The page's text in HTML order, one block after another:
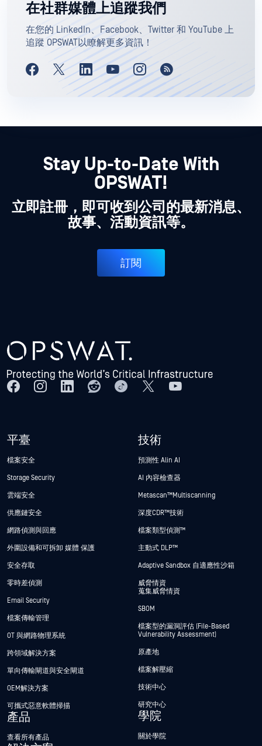
在社群媒體上追蹤我們
在您的 LinkedIn、Facebook、Twitter 和 YouTube 上
追蹤 OPSWAT以瞭解更多資訊！
Stay Up-to-Date With
OPSWAT!
立即註冊，即可收到公司的最新消息、
故事、活動資訊等。
訂閱
平臺
檔案安全
Storage Security
雲端安全
供應鏈安全
網路偵測與回應
外圍設備和可拆卸 媒體 保護
安全存取
零時差偵測
Email Security
檔案傳輸管理
OT 與網路物理系統
跨領域解決方案
單向傳輸閘道與安全閘道
OEM解決方案
可攜式惡意軟體掃描
產品
查看所有產品
技術
預測性 Alin AI
AI 內容檢查器
Metascan™ Multiscanning
深度CDR™技術
檔案類型偵測™
主動式 DLP™
Adaptive Sandbox 自適應性沙箱
威脅情資
蒐集威脅情資
SBOM
檔案型的漏洞評估 (File-Based
Vulnerability Assessment)
原產地
檔案解壓縮
技術中心
研究中心
學院
關於學院